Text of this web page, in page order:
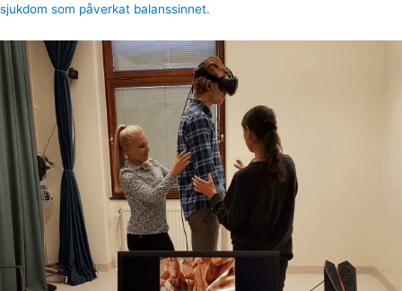
sjukdom som påverkat balanssinnet.